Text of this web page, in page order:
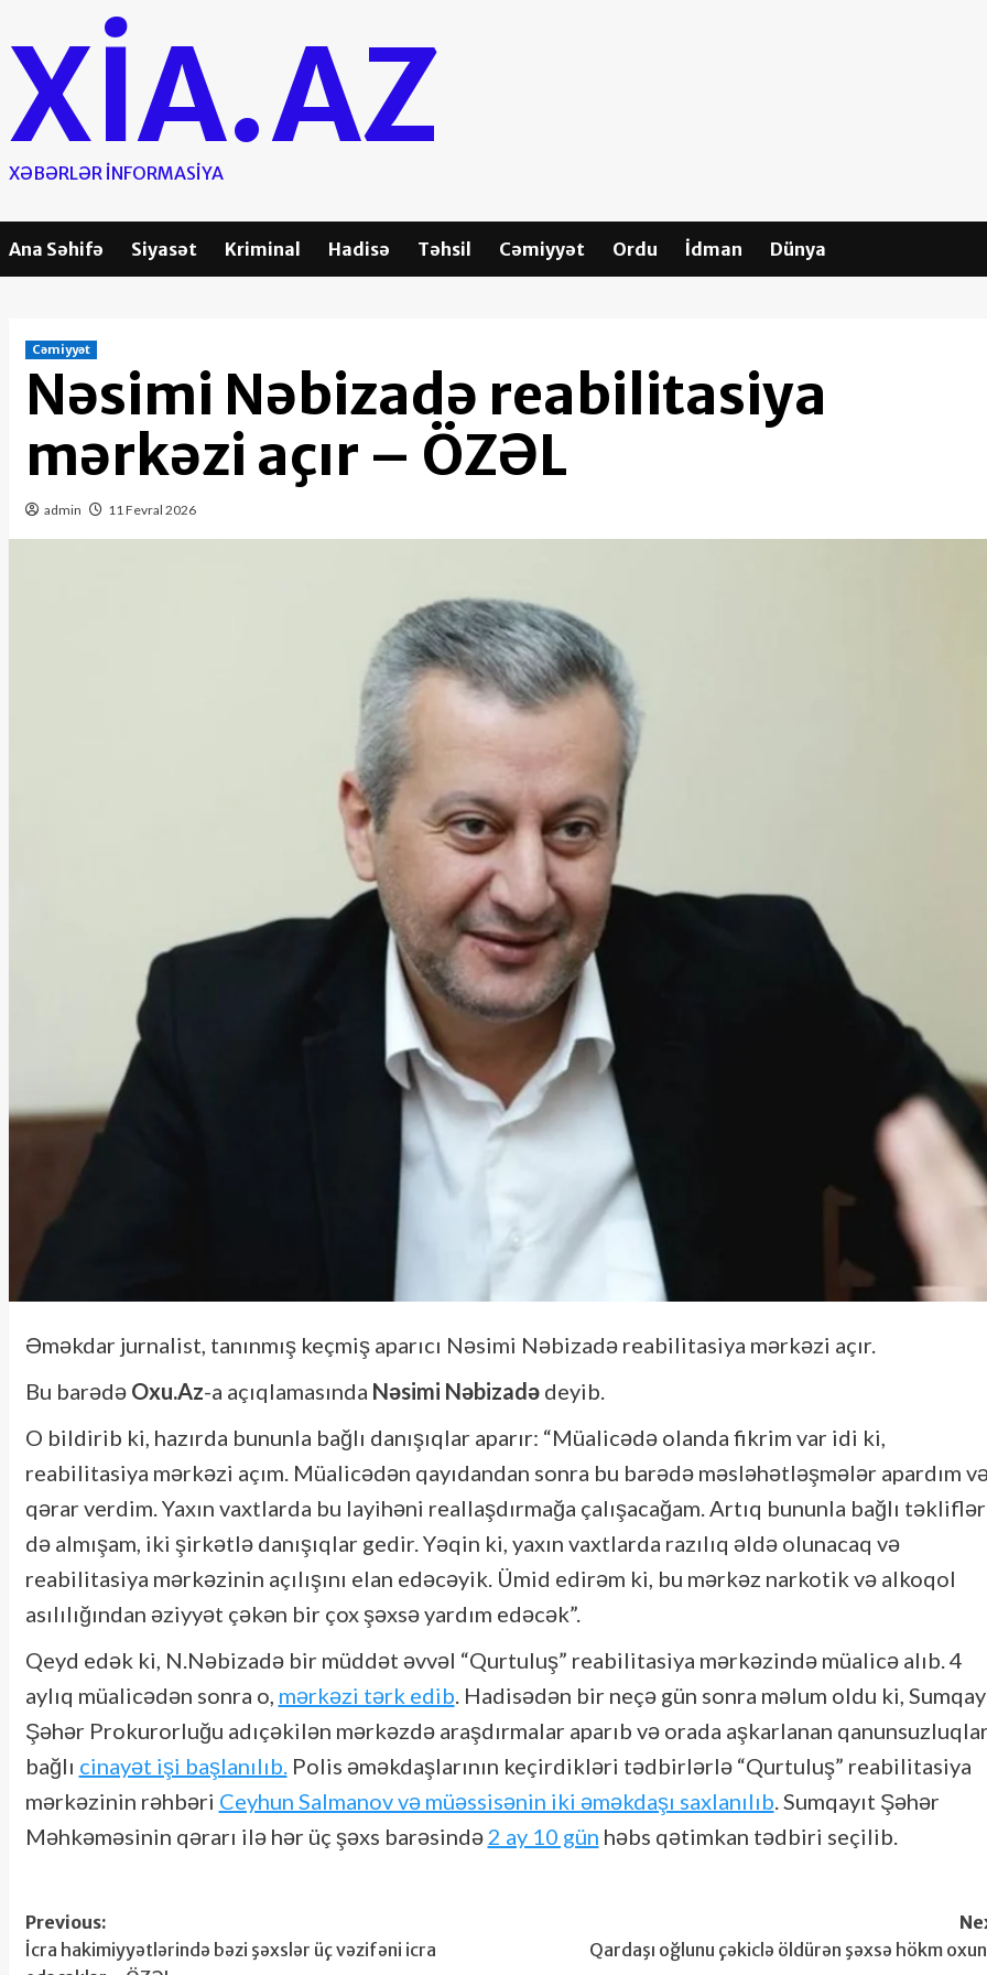
content
XIA.AZ
XƏBƏRLƏR INFORMASIYA
Ana Səhifə Siyasət Kriminal Hadisə Təhsil Cəmiyyət Ordu İdman Dünya
Cəmiyyət
Nəsimi Nəbizadə reabilitasiya
mərkəzi açır – ÖZƏL
admin 11 Fevral 2026
Əməkdar jurnalist, tanınmış keçmiş aparıcı Nəsimi Nəbizadə reabilitasiya mərkəzi açır.
Bu barədə Oxu.Az-a açıqlamasında Nəsimi Nəbizadədeyib.
O bildirib ki, hazırda bununla bağlı danışıqlar aparır: “Müalicədə olanda fikrim var idi ki,
reabilitasiya mərkəzi açım. Müalicədən qayıdandan sonra bu barədə məsləhətləşmələr apardım
qərar verdim. Yaxın vaxtlarda bu layihəni reallaşdırmağa çalışacağam. Artıq bununla bağlı təkliflər
də almışam, iki şirkətlə danışıqlar gedir. Yəqin ki, yaxın vaxtlarda razılıq əldə olunacaq və
reabilitasiya mərkəzinin açılışını elan edəcəyik. Ümid edirəm ki, bu mərkəz narkotik və alkoqol
asılılığından əziyyət çəkən bir çox şəxsə yardım edəcək”.
Qeyd edək ki, N.Nəbizadə bir müddət əvvəl “Qurtuluş” reabilitasiya mərkəzində müalicə alıb. 4
aylıq müalicədən sonra o, mərkəzi tərk edib. Hadisədən bir neçə gün sonra məlum oldu ki,
Şəhər Prokurorluğu adıçəkilən mərkəzdə araşdırmalar aparıb və orada aşkarlanan
bağlı cinayət işi başlanılıb.Polis əməkdaşlarının keçirdikləri tədbirlərlə “Qurtuluş” reabilitasiya
mərkəzinin rəhbəri Ceyhun Salmanov və müəssisənin iki əməkdaşı saxlanılıb. Sumqayıt Şəhər
Məhkəməsinin qərarı ilə hər üç şəxs barəsində 2 ay 10 gün həbs qətimkan tədbiri seçilib.
Post
navigation
Previous:
İcra hakimiyyətlərində bəzi şəxslər üç vəzifəni icra
Qardaşı oğlunu çəkiclə öldürən şəxsə hökm